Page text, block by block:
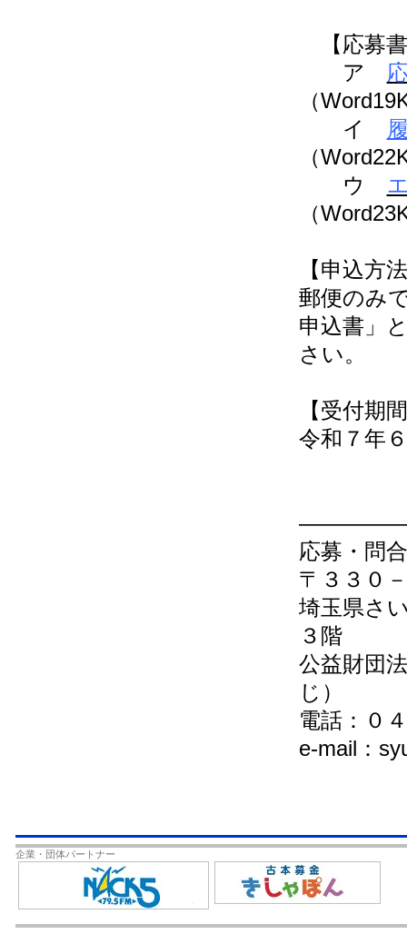
【応募
ア
（
イ
（
ウ
（
【申込方
郵便のみ
申込書」
さい。
【受付
令和７年
応募・問
〒３３０
埼玉県さ
３階
公益財団
じ）
電話：０
e-mail：
企業・団体パートナー